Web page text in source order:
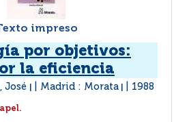
impreso
por objetivos:
la eficiencia
José Madrid : Morata 1988